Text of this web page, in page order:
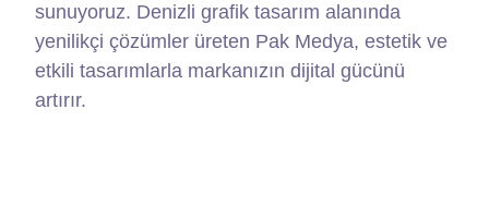
sunuyoruz. Denizli grafik tasarım alanında
yenilikçi çözümler üreten Pak Medya, estetik ve
etkili tasarımlarla markanızın dijital gücünü
artırır.